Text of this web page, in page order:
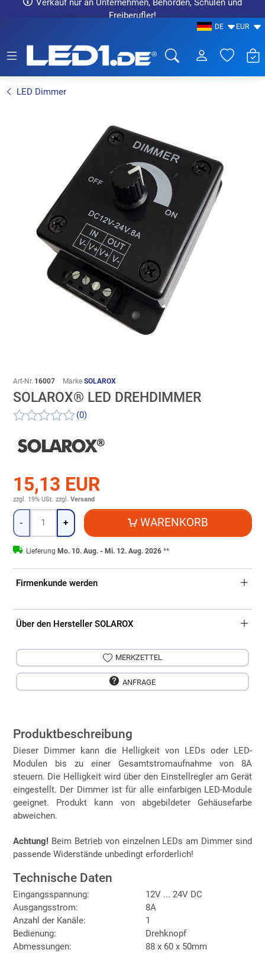
Verkauf nur an Unternehmen, Behörden, Schulen und
Freiberufler!
DE EUR
LED Dimmer
Art-Nr. 16007 Marke SOLAROX
SOLAROX® LED DREHDIMMER
(0)
15,13 EUR
zzgl. 19% USt. zzgl. Versand
Menge
- + WARENKORB
Lieferung Mo. 10. Aug. - Mi. 12. Aug. 2026**
Firmenkunde werden
Über den Hersteller SOLAROX
MERKZETTEL
ANFRAGE
Produktbeschreibung
Dieser Dimmer kann die Helligkeit von LEDs oder LED-
Modulen bis zu einer Gesamtstromaufnahme von 8A
steuern. Die Helligkeit wird über den Einstellregler am Gerät
eingestellt. Der Dimmer ist für alle einfarbigen LED-Module
geeignet. Produkt kann von abgebildeter Gehäusefarbe
abweichen.
Achtung!Beim Betrieb von einzelnen LEDs am Dimmer sind
passende Widerstände unbedingt erforderlich!
Technische Daten
Eingangsspannung:
12V ... 24V DC
Ausgangsstrom:
8A
Anzahl der Kanäle:
1
Bedienung:
Drehknopf
Abmessungen:
88 x 60 x 50mm